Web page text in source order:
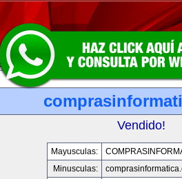
Vendido!
Mayusculas:
Minusculas: